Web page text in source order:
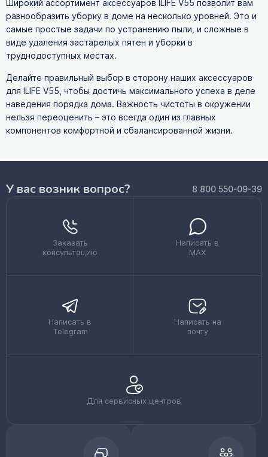
Широкий ассортимент аксессуаров ILIFE V55 позволит вам
разнообразить уборку в доме на несколько уровней. Это и
самые простые задачи по устранению пыли, и сложные в
виде удаления застарелых пятен и уборки в
труднодоступных местах.
Делайте правильный выбор в сторону наших аксессуаров
для ILIFE V55, чтобы достичь максимального успеха в деле
наведения порядка дома. Важность чистоты в окружении
нельзя переоценить – это всегда один из главных
компонентов комфортной и сбалансированной жизни.
У вас возник вопрос? 8 800 550-09-39
Заказать
консультацию
Написать в
MAX
Написать в
Telegram
Написать на
почту
Для сервисных центров